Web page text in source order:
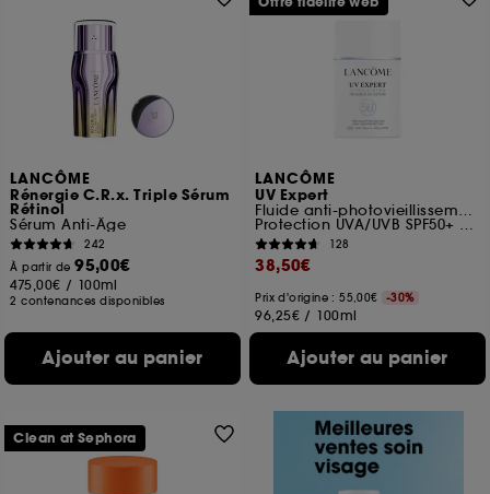
LANCÔME
Rénergie C.R.x. Triple Sérum
Rétinol
Sérum Anti-Âge
242
À partir de95,00€
475,00€ / 100ml
2 contenances disponibles
Ajouter au panier
LANCÔME
UV Expert
Fluide anti-photovieillissement
Protection UVA/UVB SPF50+ PA++++
128
38,50€
Prix d'origine : 55,00€ -30%
96,25€ / 100ml
Ajouter au panier
Clean at Sephora